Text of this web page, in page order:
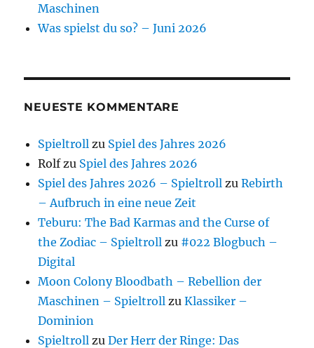
Maschinen
Was spielst du so? – Juni 2026
NEUESTE KOMMENTARE
Spieltroll zu Spiel des Jahres 2026
Rolfzu Spiel des Jahres 2026
Spiel des Jahres 2026 – Spieltroll zuRebirth
– Aufbruch in eine neue Zeit
Teburu: The Bad Karmas and the Curse of
the Zodiac – Spieltroll zu #022 Blogbuch –
Digital
Moon Colony Bloodbath – Rebellion der
Maschinen – Spieltroll zuKlassiker –
Dominion
Spieltroll zuDer Herr der Ringe: Das